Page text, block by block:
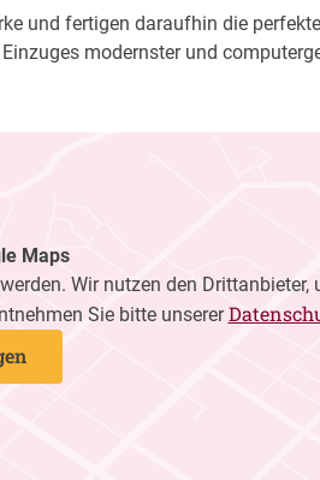
und fertigen daraufhin die
modernster und
Maps
Wir nutzen den
Sie bitte unserer